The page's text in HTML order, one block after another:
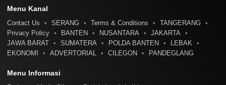
Menu Kanal
Contact Us SERANG Terms & Conditions
TANGERANG
Privacy Policy
BANTEN NUSANTARA
JAKARTA
JAWA BARAT
SUMATERA POLDA BANTEN
LEBAK
EKONOMI
ADVERTORIAL CILEGON PANDEGLANG
Menu Informasi